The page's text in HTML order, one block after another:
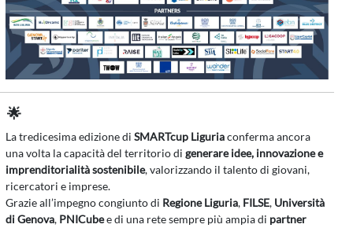
🌟
La tredicesima edizione di SMARTcup Liguriaconferma ancora
una volta la capacità del territorio di generare idee, innovazione e
imprenditorialità sostenibile, valorizzando il talento di giovani,
ricercatori e imprese.
Grazie all’impegno congiunto di Regione Liguria, FILSE, Università
di Genova, PNICubee di una rete sempre più ampia di partner